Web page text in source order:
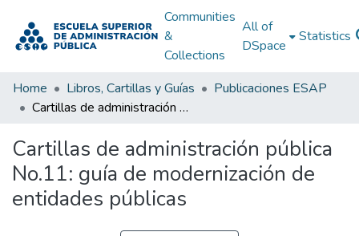
Communities
&
Collections
All of
DSpace
Statistics
Home Libros, Cartillas y Guías
Publicaciones ESAP
Cartillas de administración pública No.11: guía de modernización de entidades públicas
Cartillas de administración pública
No.11: guía de modernización de
entidades públicas